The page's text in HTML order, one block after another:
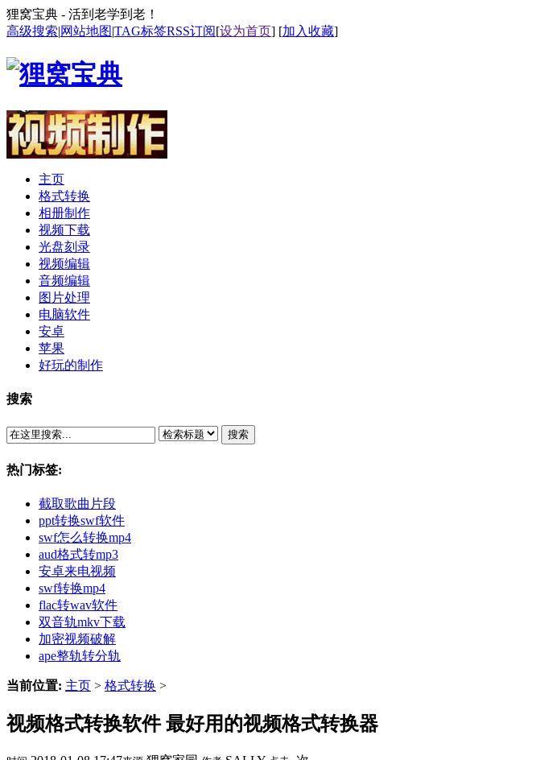
狸窝宝典 - 活到老学到老！
高级搜索|网站地图|TAG标签RSS订阅[设为首页] [加入收藏]
主页
格式转换
相册制作
视频下载
光盘刻录
视频编辑
音频编辑
图片处理
电脑软件
安卓
苹果
好玩的制作
搜索
搜索
热门标签:
截取歌曲片段
ppt转换swf软件
swf怎么转换mp4
aud格式转mp3
安卓来电视频
swf转换mp4
flac转wav软件
双音轨mkv下载
加密视频破解
ape整轨转分轨
当前位置: 主页 > 格式转换 >
视频格式转换软件 最好用的视频格式转换器